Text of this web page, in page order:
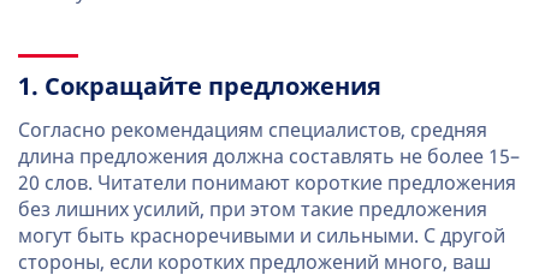
1. Сокращайте предложения
Согласно рекомендациям специалистов, средняя
длина предложения должна составлять не более 15–
20 слов. Читатели понимают короткие предложения
без лишних усилий, при этом такие предложения
могут быть красноречивыми и сильными. С другой
стороны, если коротких предложений много, ваш